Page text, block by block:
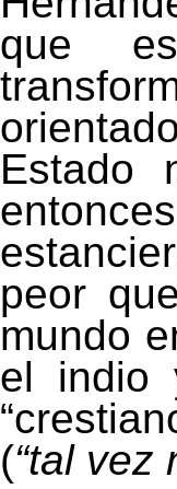
que
Estado
peor
mundo
el indio
(“tal vez